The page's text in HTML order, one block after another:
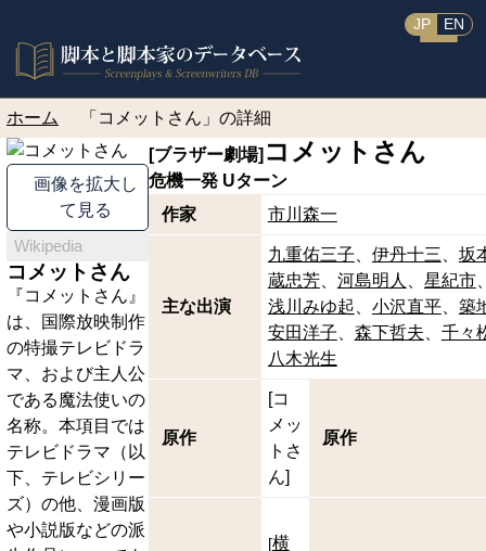
JP EN
ホーム 「コメットさん」の詳細
画像を拡大し
て見る
Wikipedia
コメットさん
『コメットさん』
は、国際放映制作
の特撮テレビドラ
マ、および主人公
である魔法使いの
名称。本項目では
テレビドラマ（以
下、テレビシリー
ズ）の他、漫画版
や小説版などの派
[ブラザー劇場]コメットさん
危機一発 Uターン
作家
市川森一
主な出演
九重佑三子 伊丹十三
坂
蔵忠芳
河島明人
星紀市
浅川みゆ起
小沢直平
築
安田洋子
森下哲夫
千々
八木光生
原作
[コ
メッ
トさ
ん]
原作
[横